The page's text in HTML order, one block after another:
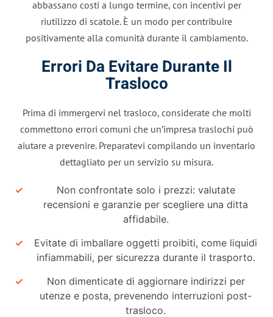
abbassano costi a lungo termine, con incentivi per
riutilizzo di scatole. È un modo per contribuire
positivamente alla comunità durante il cambiamento.
Errori Da Evitare Durante Il
Trasloco
Prima di immergervi nel trasloco, considerate che molti
commettono errori comuni che un’impresa traslochi può
aiutare a prevenire. Preparatevi compilando un inventario
dettagliato per un servizio su misura.
Non confrontate solo i prezzi: valutate
recensioni e garanzie per scegliere una ditta
affidabile.
Evitate di imballare oggetti proibiti, come liquidi
infiammabili, per sicurezza durante il trasporto.
Non dimenticate di aggiornare indirizzi per
utenze e posta, prevenendo interruzioni post-
trasloco.